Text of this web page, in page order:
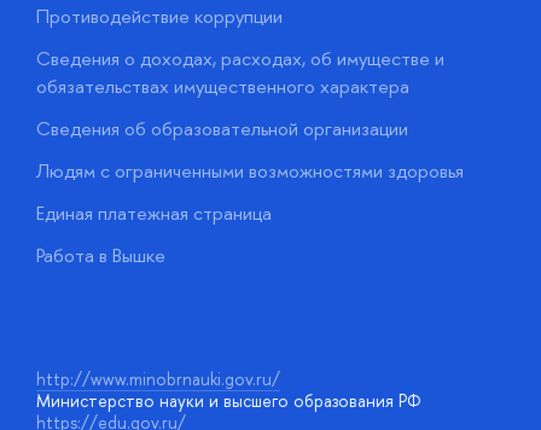
Противодействие коррупции
Сведения о доходах, расходах, об имуществе и
обязательствах имущественного характера
Сведения об образовательной организации
Людям с ограниченными возможностями здоровья
Единая платежная страница
Работа в Вышке
http://www.minobrnauki.gov.ru/
Министерство науки и высшего образования РФ
https://edu.gov.ru/